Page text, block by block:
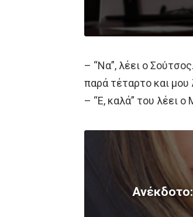
– “Να”, λέει ο
παρά τέταρτο και μου
– “Ε, καλά” του λέει ο